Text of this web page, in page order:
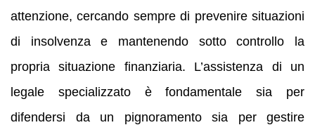
attenzione, cercando sempre di prevenire situazioni
di insolvenza e mantenendo sotto controllo la
propria situazione finanziaria. L’assistenza di un
legale specializzato è fondamentale sia per
difendersi da un pignoramento sia per gestire